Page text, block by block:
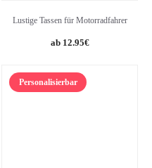
Lustige Tassen für Motorradfahrer
12.95€
Personalisierbar